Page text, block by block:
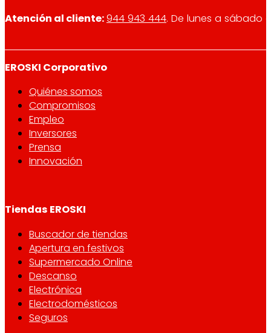
Atención al cliente:944 943 444. De lunes a sábado
EROSKI Corporativo
Quiénes somos
Compromisos
Empleo
Inversores
Prensa
Innovación
Tiendas EROSKI
Buscador de tiendas
Apertura en festivos
Supermercado Online
Descanso
Electrónica
Electrodomésticos
Seguros